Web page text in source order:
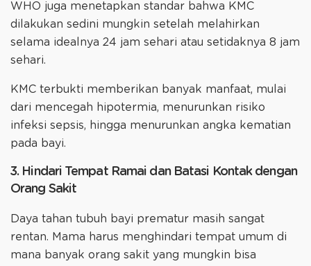
WHO juga menetapkan standar bahwa KMC
dilakukan sedini mungkin setelah melahirkan
selama idealnya 24 jam sehari atau setidaknya 8 jam
sehari.
KMC terbukti memberikan banyak manfaat, mulai
dari mencegah hipotermia, menurunkan risiko
infeksi sepsis, hingga menurunkan angka kematian
pada bayi.
3. Hindari Tempat Ramai dan Batasi Kontak dengan
Orang Sakit
Daya tahan tubuh bayi prematur masih sangat
rentan. Mama harus menghindari tempat umum di
mana banyak orang sakit yang mungkin bisa